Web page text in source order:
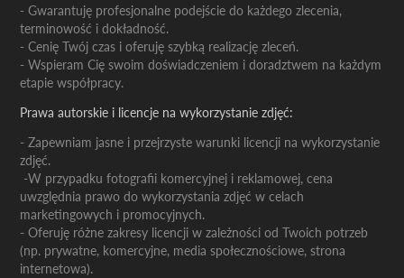
- Gwarantuję profesjonalne podejście do każdego zlecenia,
terminowość i dokładność.
- Cenię Twój czas i oferuję szybką realizację zleceń.
- Wspieram Cię swoim doświadczeniem i doradztwem na każdym
etapie współpracy.
Prawa autorskie i licencje na wykorzystanie zdjęć:
- Zapewniam jasne i przejrzyste warunki licencji na wykorzystanie
zdjęć.
-W przypadku fotografii komercyjnej i reklamowej, cena
uwzględnia prawo do wykorzystania zdjęć w celach
marketingowych i promocyjnych.
- Oferuję różne zakresy licencji w zależności od Twoich potrzeb
(np. prywatne, komercyjne, media społecznościowe, strona
internetowa).